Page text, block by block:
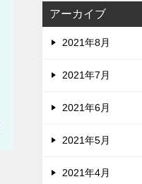
アーカイブ
2021年8月
2021年7月
2021年6月
2021年5月
2021年4月